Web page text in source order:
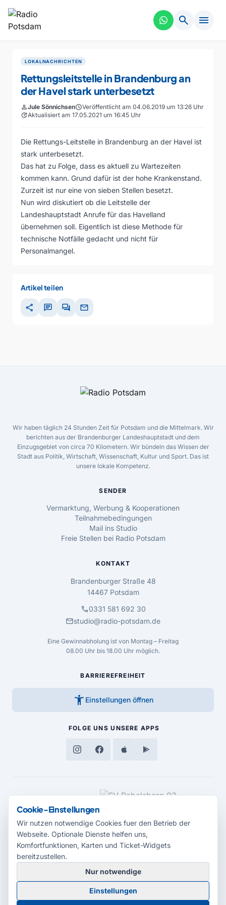
search menu
LOKALNACHRICHTEN
Rettungsleitstelle in Brandenburg an
der Havel stark unterbesetzt
personJule SönnichsenscheduleVeröffentlicht am 04.06.2019 um 13:26 Uhr
updateAktualisiert am 17.05.2021 um 16:45 Uhr
Die Rettungs-Leitstelle in Brandenburg an der Havel ist
stark unterbesetzt.
Das hat zu Folge, dass es aktuell zu Wartezeiten
kommen kann. Grund dafür ist der hohe Krankenstand.
Zurzeit ist nur eine von sieben Stellen besetzt.
Nun wird diskutiert ob die Leitstelle der
Landeshauptstadt Anrufe für das Havelland
übernehmen soll. Eigentlich ist diese Methode für
technische Notfälle gedacht und nicht für
Personalmangel.
Artikel teilen
share chat forum mail
Wir haben täglich 24 Stunden Zeit für Potsdam und die Mittelmark. Wir
berichten aus der Brandenburger Landeshauptstadt und dem
Einzugsgebiet von circa 70 Kilometern. Wir bündeln das Wissen der
Stadt aus Politik, Wirtschaft, Wissenschaft, Kultur und Sport. Das ist
unsere lokale Kompetenz.
SENDER
Vermarktung, Werbung & Kooperationen
Teilnahmebedingungen
Mail ins Studio
Freie Stellen bei Radio Potsdam
KONTAKT
Brandenburger Straße 48
14467 Potsdam
call0331 581 692 30
mailstudio@radio-potsdam.de
Eine Gewinnabholung ist von Montag – Freitag
08.00 Uhr bis 18.00 Uhr möglich.
BARRIEREFREIHEIT
accessibility_new Einstellungen öffnen
FOLGE UNS UNSERE APPS
MEDIENPARTNER
© 2026 Radio Potsdam. Webseite entwickelt durch dieMedienagentur
Babelsberg
BarrierefreiheitserklärungAGBDatenschutzImpressum
Cookie-Einstellungen
Wir nutzen notwendige Cookies fuer den Betrieb der
Webseite. Optionale Dienste helfen uns,
Komfortfunktionen, Karten und Ticket-Widgets
bereitzustellen.
Nur notwendige
Einstellungen